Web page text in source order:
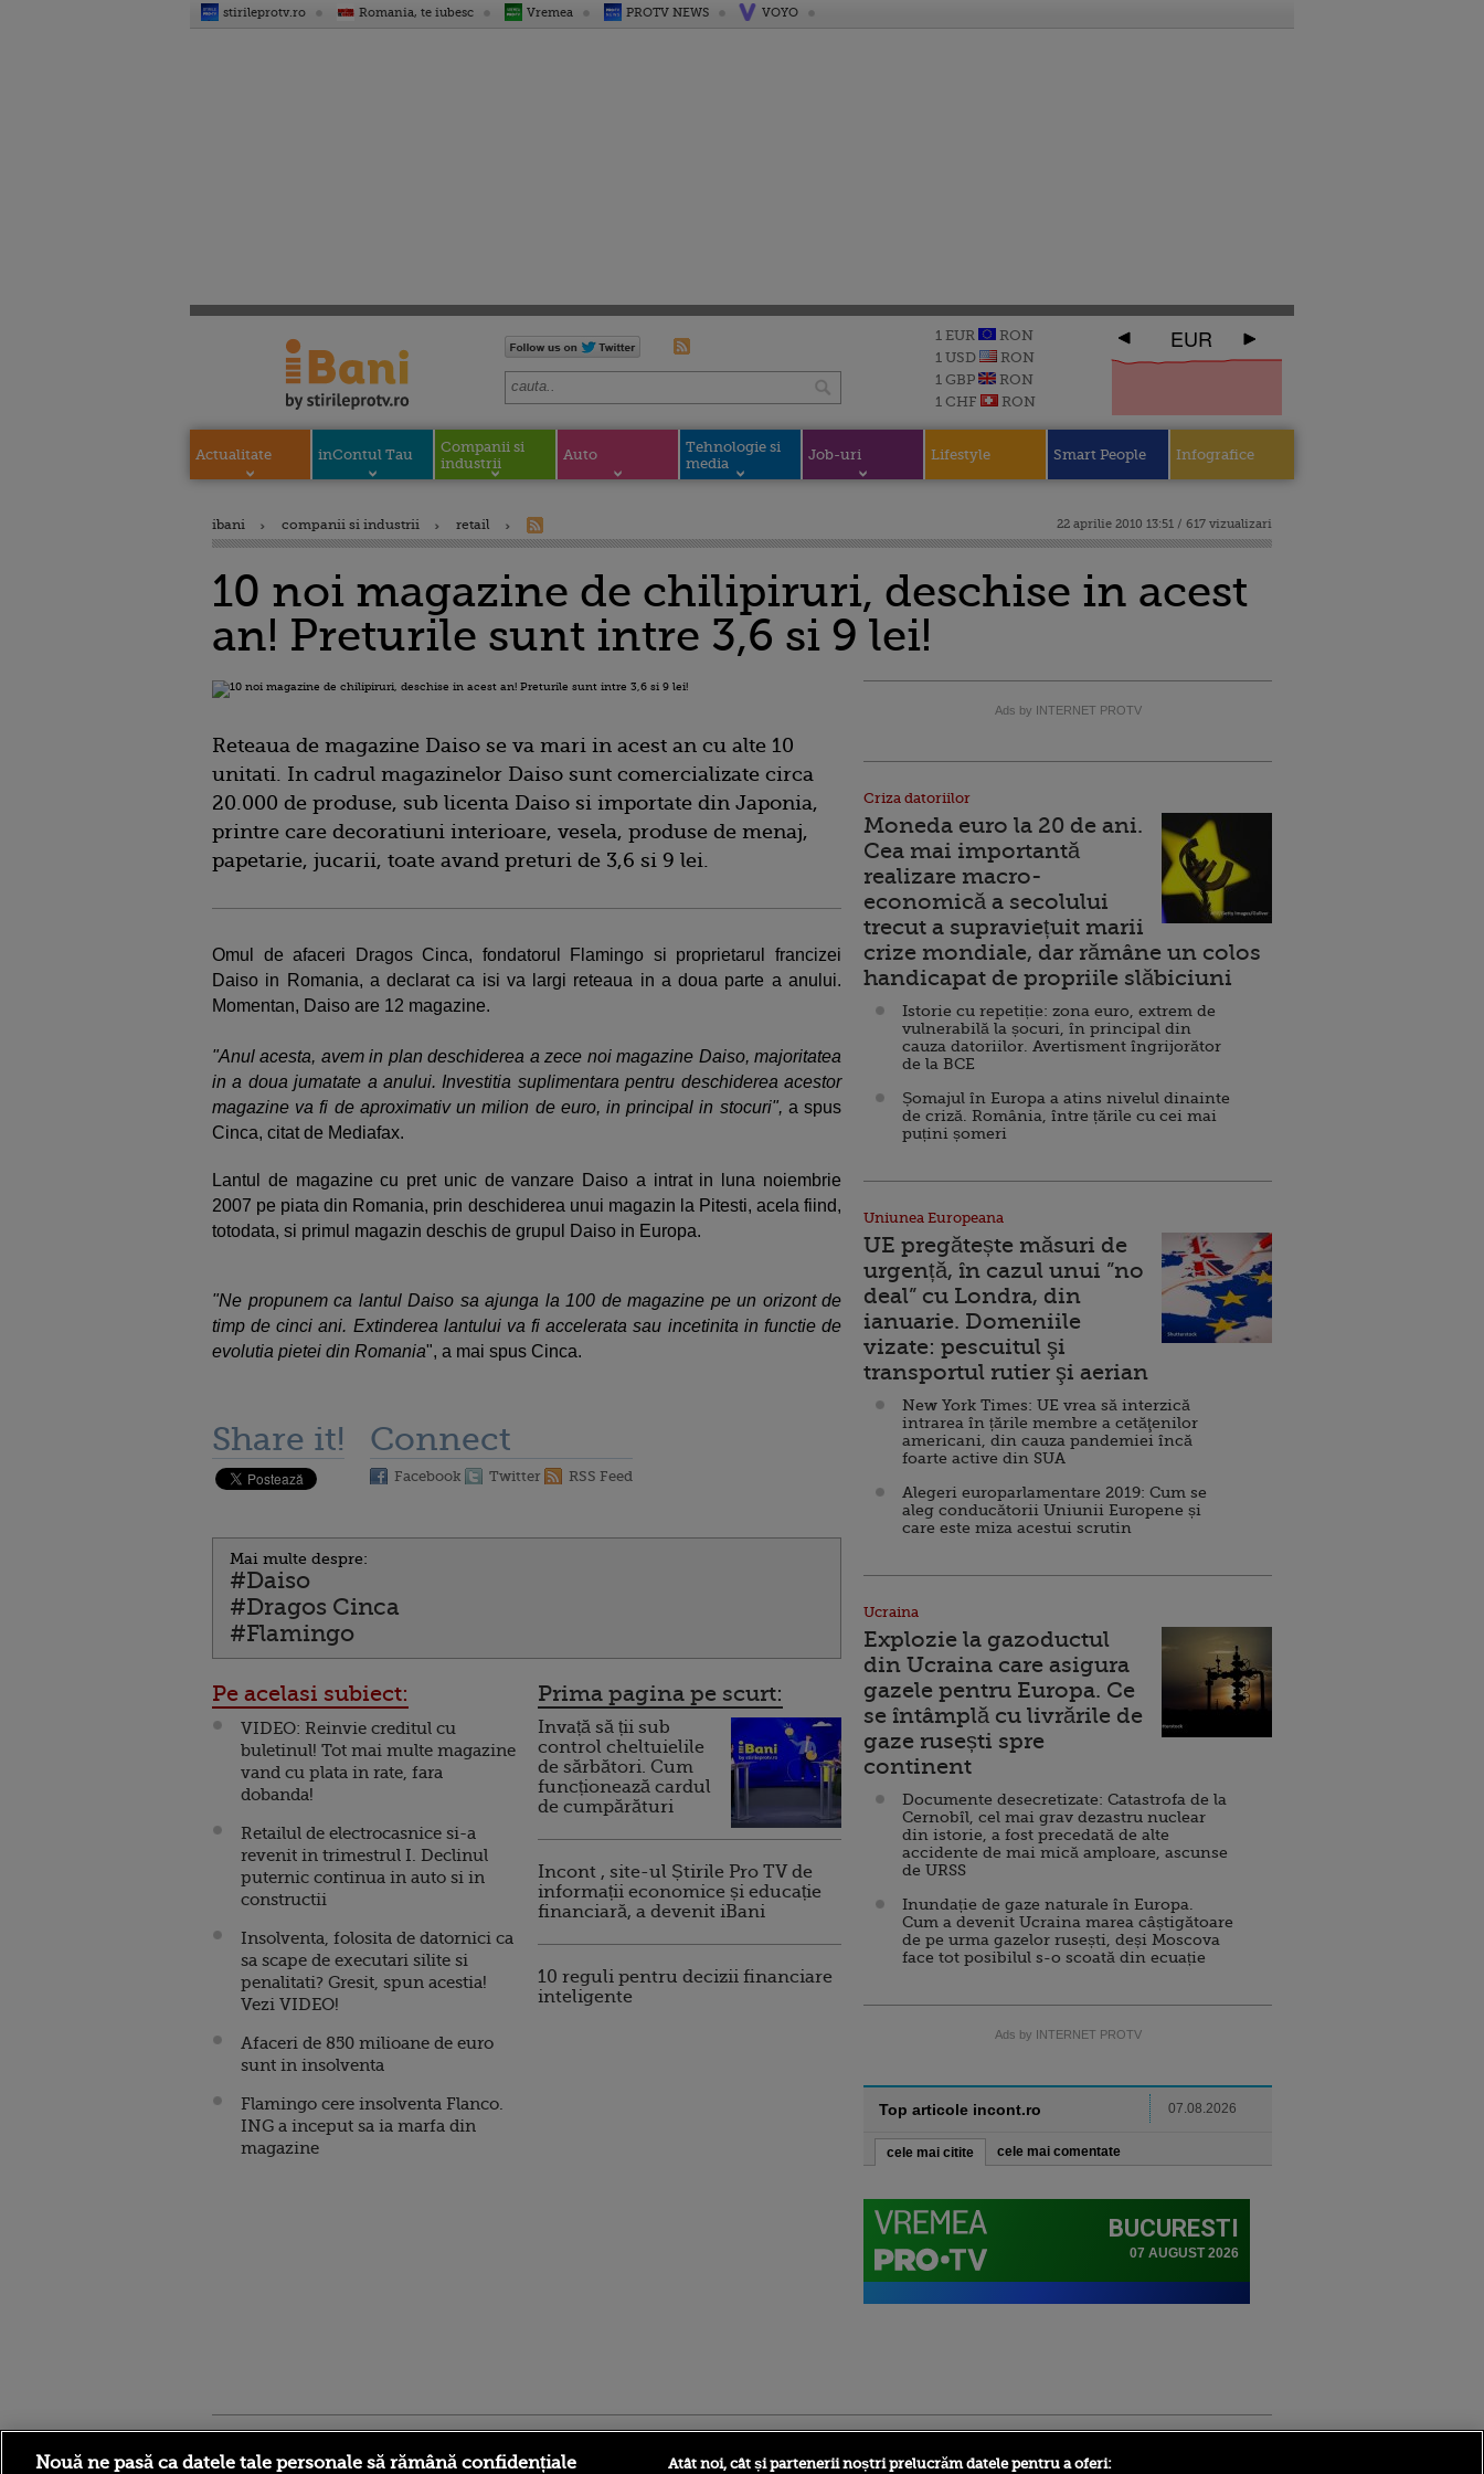
stirileprotv.ro Romania, te iubesc Vremea PROTV NEWS VOYO
1 EUR
RON
1 USD
RON
1 GBP
RON
1 CHF
RON
EUR
Actualitate inContul Tau
Companii si
industrii
Auto
Tehnologie si
media
Job-uri Lifestyle Smart People Infografice
ibani companii si industrii retail 22 aprilie 2010 13:51 / 617 vizualizari
10 noi magazine de chilipiruri, deschise in acest
an! Preturile sunt intre 3,6 si 9 lei!
Reteaua de magazine Daiso se va mari in acest an cu alte 10
unitati. In cadrul magazinelor Daiso sunt comercializate circa
20.000 de produse, sub licenta Daiso si importate din Japonia,
printre care decoratiuni interioare, vesela, produse de menaj,
papetarie, jucarii, toate avand preturi de 3,6 si 9 lei.
Omul de afaceri Dragos Cinca, fondatorul Flamingo si proprietarul francizei
Daiso in Romania, a declarat ca isi va largi reteaua in a doua parte a anului.
Momentan, Daiso are 12 magazine.
"Anul acesta, avem in plan deschiderea a zece noi magazine Daiso, majoritatea
in a doua jumatate a anului. Investitia suplimentara pentru deschiderea acestor
magazine va fi de aproximativ un milion de euro, in principal in stocuri", a spus
Cinca, citat de Mediafax.
Lantul de magazine cu pret unic de vanzare Daiso a intrat in luna noiembrie
2007 pe piata din Romania, prin deschiderea unui magazin la Pitesti, acela fiind,
totodata, si primul magazin deschis de grupul Daiso in Europa.
"Ne propunem ca lantul Daiso sa ajunga la 100 de magazine pe un orizont de
timp de cinci ani. Extinderea lantului va fi accelerata sau incetinita in functie de
evolutia pietei din Romania", a mai spus Cinca.
Share it! Connect
Facebook Twitter RSS Feed
Mai multe despre:
#Daiso
#Dragos Cinca
#Flamingo
Pe acelasi subiect:
VIDEO: Reinvie creditul cu
buletinul! Tot mai multe magazine
vand cu plata in rate, fara
dobanda!
Retailul de electrocasnice si-a
revenit in trimestrul I. Declinul
puternic continua in auto si in
constructii
Insolventa, folosita de datornici ca
sa scape de executari silite si
penalitati? Gresit, spun acestia!
Vezi VIDEO!
Afaceri de 850 milioane de euro
sunt in insolventa
Flamingo cere insolventa Flanco.
ING a inceput sa ia marfa din
magazine
Prima pagina pe scurt:
Invață să ții sub
control cheltuielile
de sărbători. Cum
funcționează cardul
de cumpărături
Incont , site-ul Știrile Pro TV de
informații economice și educație
financiară, a devenit iBani
10 reguli pentru decizii financiare
inteligente
Ads by INTERNET PROTV
Criza datoriilor
Moneda euro la 20 de ani.
Cea mai importantă
realizare macro-
economică a secolului
trecut a supraviețuit marii
crize mondiale, dar rămâne un colos
handicapat de propriile slăbiciuni
Istorie cu repetiție: zona euro, extrem de
vulnerabilă la șocuri, în principal din
cauza datoriilor. Avertisment îngrijorător
de la BCE
Șomajul în Europa a atins nivelul dinainte
de criză. România, între țările cu cei mai
puțini șomeri
Uniunea Europeana
UE pregătește măsuri de
urgență, în cazul unui ”no
deal” cu Londra, din
ianuarie. Domeniile
vizate: pescuitul şi
transportul rutier şi aerian
New York Times: UE vrea să interzică
intrarea în țările membre a cetăţenilor
americani, din cauza pandemiei încă
foarte active din SUA
Alegeri europarlamentare 2019: Cum se
aleg conducătorii Uniunii Europene și
care este miza acestui scrutin
Ucraina
Explozie la gazoductul
din Ucraina care asigura
gazele pentru Europa. Ce
se întâmplă cu livrările de
gaze rusești spre
continent
Documente desecretizate: Catastrofa de la
Cernobîl, cel mai grav dezastru nuclear
din istorie, a fost precedată de alte
accidente de mai mică amploare, ascunse
de URSS
Inundație de gaze naturale în Europa.
Cum a devenit Ucraina marea câștigătoare
de pe urma gazelor rusești, deși Moscova
face tot posibilul s-o scoată din ecuație
Ads by INTERNET PROTV
Top articole incont.ro 07.08.2026
cele mai citite cele mai comentate
Nouă ne pasă ca datele tale personale să rămână confidențiale Atât noi, cât și partenerii noștri prelucrăm datele pentru a oferi: